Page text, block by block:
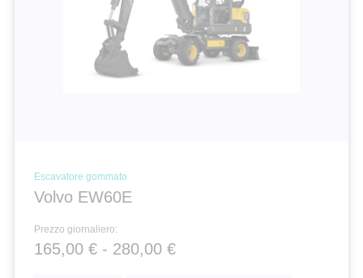
Escavatore gommato
Volvo EW60E
Prezzo giornaliero:
165,00 € - 280,00 €